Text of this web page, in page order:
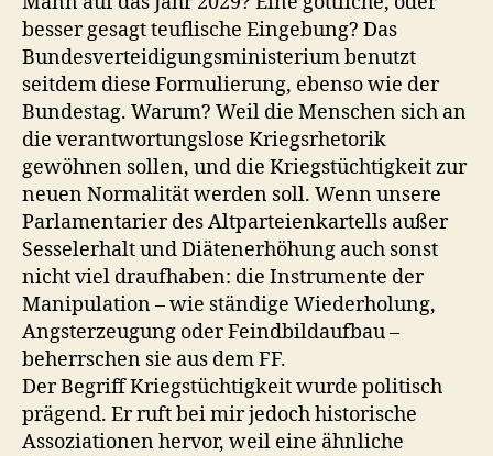
besser gesagt teuflische Eingebung? Das
Bundesverteidigungsministerium benutzt
seitdem diese Formulierung, ebenso wie der
Bundestag. Warum? Weil die Menschen sich an
die verantwortungslose Kriegsrhetorik
gewöhnen sollen, und die Kriegstüchtigkeit zur
neuen Normalität werden soll. Wenn unsere
Parlamentarier des Altparteienkartells außer
Sesselerhalt und Diätenerhöhung auch sonst
nicht viel draufhaben: die Instrumente der
Manipulation – wie ständige Wiederholung,
Angsterzeugung oder Feindbildaufbau –
beherrschen sie aus dem FF.
Der Begriff Kriegstüchtigkeit wurde politisch
prägend. Er ruft bei mir jedoch historische
Assoziationen hervor, weil eine ähnliche